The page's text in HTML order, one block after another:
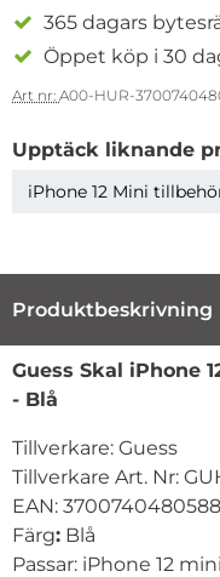
365 dagars
Öppet köp i 30
Art nr: A00-HUR-
Upptäck liknande
iPhone 12 Mini
Produktbeskrivning
Guess Skal iPhone
- Blå
Tillverkare: Guess
Tillverkare Art. Nr:
EAN: 3700740480588
Färg: Blå
Passar: iPhone 12 mini